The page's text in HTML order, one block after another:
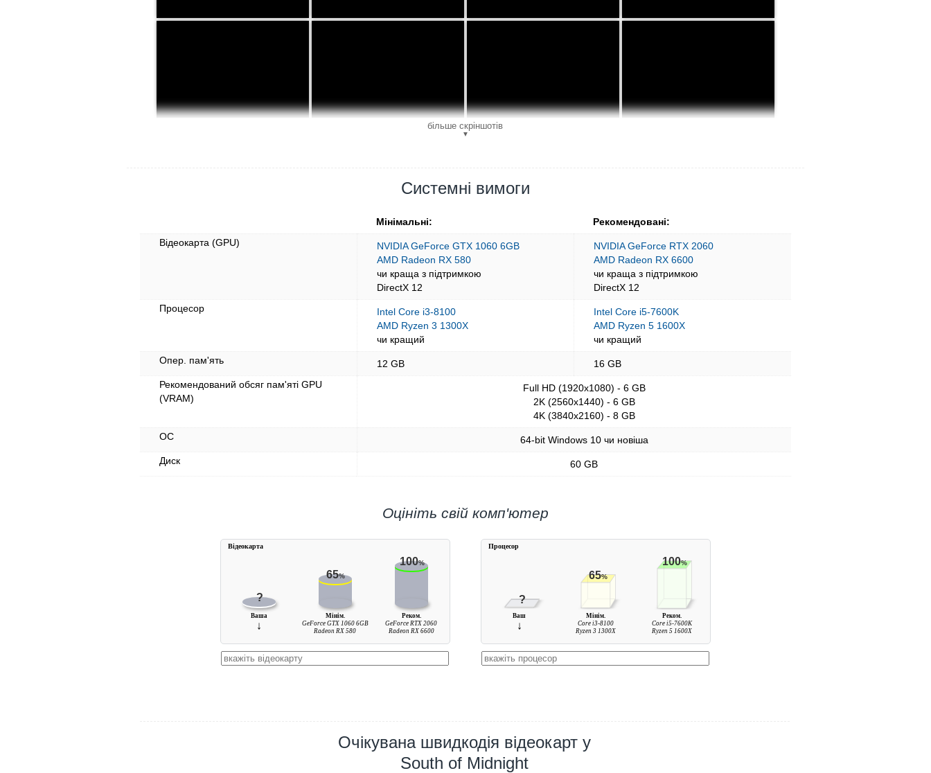
більше скріншотів
▼
Системні вимоги
Мінімальні:
Рекомендовані:
Відеокарта (GPU)
NVIDIA GeForce GTX 1060 6GB
AMD Radeon RX 580
чи краща з підтримкою
DirectX 12
NVIDIA GeForce RTX 2060
AMD Radeon RX 6600
чи краща з підтримкою
DirectX 12
Процесор
Intel Core i3-8100
AMD Ryzen 3 1300X
чи кращий
Intel Core i5-7600K
AMD Ryzen 5 1600X
чи кращий
Опер. пам'ять
12 GB
16 GB
Рекомендований обсяг пам'яті GPU
(VRAM)
Full HD (1920x1080) - 6 GB
2K (2560x1440) - 6 GB
4K (3840x2160) - 8 GB
ОС
64-bit Windows 10 чи новіша
Диск
60 GB
Оцініть свій комп'ютер
?
65%
100%
Ваша
↓
Мінім.
GeForce GTX 1060 6GB
Radeon RX 580
Реком.
GeForce RTX 2060
Radeon RX 6600
Вiдеокарта
?
65%
100%
Ваш
↓
Мінім.
Core i3-8100
Ryzen 3 1300X
Реком.
Core i5-7600K
Ryzen 5 1600X
Процесор
Очікувана швидкодія відеокарт у
South of Midnight